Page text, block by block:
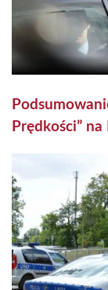
Prędkości”